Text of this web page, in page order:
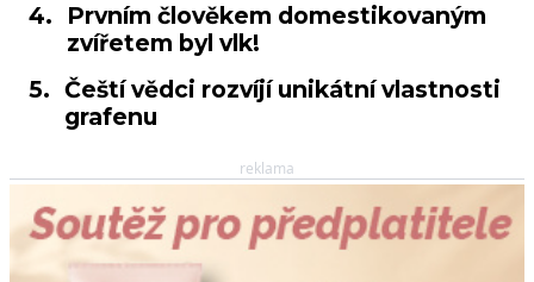
4.
Prvním člověkem domestikovaným
zvířetem byl vlk!
5. Čeští vědci rozvíjí unikátní vlastnosti
grafenu
reklama